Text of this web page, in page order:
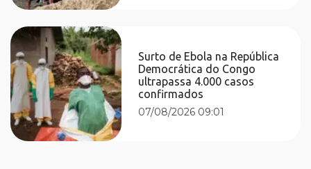
Surto de Ebola na República
Democrática do Congo
ultrapassa 4.000 casos
confirmados
07/08/2026 09:01